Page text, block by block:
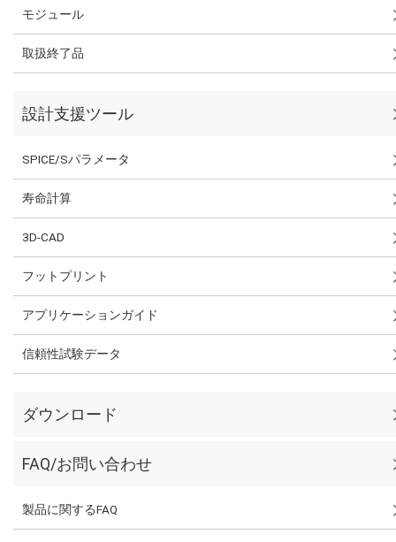
モジュール
取扱終了品
設計支援ツール
SPICE/Sパラメータ
寿命計算
3D-CAD
フットプリント
アプリケーションガイド
信頼性試験データ
ダウンロード
FAQ/お問い合わせ
製品に関するFAQ